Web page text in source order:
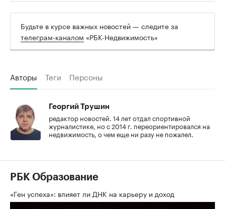
Будьте в курсе важных новостей — следите за
телеграм-каналом «РБК-Недвижимость»
Авторы Теги Персоны
Георгий Трушин
редактор новостей. 14 лет отдал спортивной
журналистике, но с 2014 г. переориентировался на
недвижимость, о чем еще ни разу не пожалел.
РБК Образование
«Ген успеха»: влияет ли ДНК на карьеру и доход